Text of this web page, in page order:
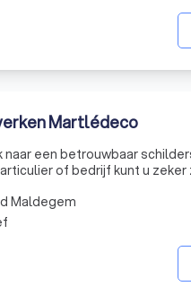
Martlédeco
naar een betrouwbaar
of bedrijf kunt u zeker
Maldegem